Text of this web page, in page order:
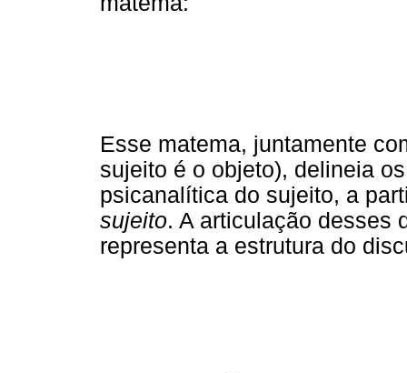
Esse matema, juntamente
sujeito é o objeto), delineia
psicanalítica do sujeito, a
sujeito. A articulação desses
representa a estrutura do